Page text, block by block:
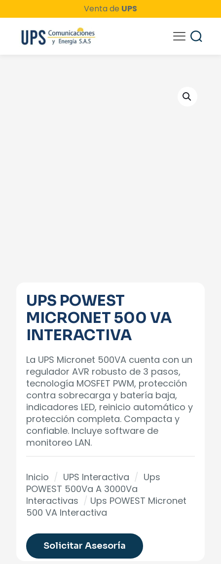
Venta de UPS
UPS POWEST
MICRONET 500 VA
INTERACTIVA
La UPS Micronet 500VA cuenta con un
regulador AVR robusto de 3 pasos,
tecnología MOSFET PWM, protección
contra sobrecarga y batería baja,
indicadores LED, reinicio automático y
protección completa. Compacta y
confiable. Incluye software de
monitoreo LAN.
Inicio / UPS Interactiva / Ups
POWEST 500Va A 3000Va
Interactivas / Ups POWEST Micronet
500 VA Interactiva
Solicitar Asesoría